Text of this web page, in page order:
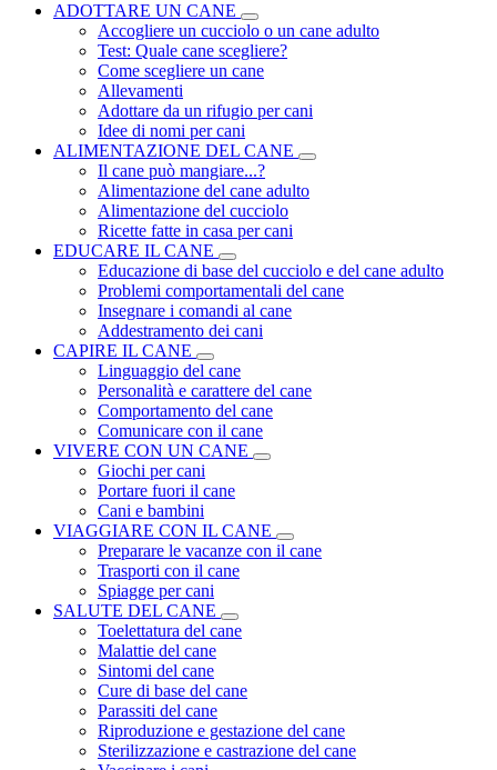
ADOTTARE UN CANE
Accogliere un cucciolo o un cane adulto
Test: Quale cane scegliere?
Come scegliere un cane
Allevamenti
Adottare da un rifugio per cani
Idee di nomi per cani
ALIMENTAZIONE DEL CANE
Il cane può mangiare...?
Alimentazione del cane adulto
Alimentazione del cucciolo
Ricette fatte in casa per cani
EDUCARE IL CANE
Educazione di base del cucciolo e del cane adulto
Problemi comportamentali del cane
Insegnare i comandi al cane
Addestramento dei cani
CAPIRE IL CANE
Linguaggio del cane
Personalità e carattere del cane
Comportamento del cane
Comunicare con il cane
VIVERE CON UN CANE
Giochi per cani
Portare fuori il cane
Cani e bambini
VIAGGIARE CON IL CANE
Preparare le vacanze con il cane
Trasporti con il cane
Spiagge per cani
SALUTE DEL CANE
Toelettatura del cane
Malattie del cane
Sintomi del cane
Cure di base del cane
Parassiti del cane
Riproduzione e gestazione del cane
Sterilizzazione e castrazione del cane